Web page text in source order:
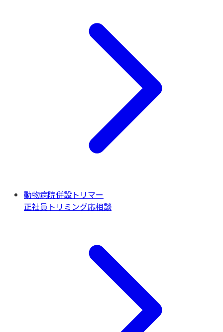
動物病院併設トリマー
正社員 トリミング応相談